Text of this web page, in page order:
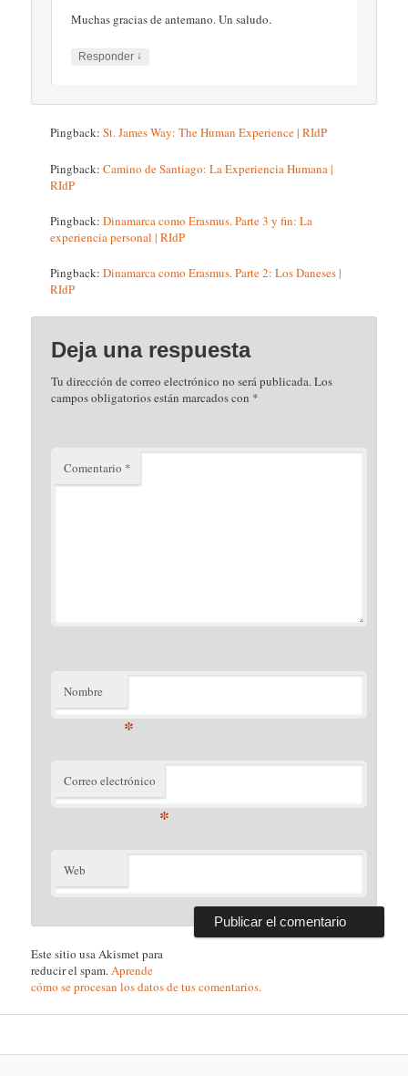
Muchas gracias de antemano. Un saludo.
Responder ↓
Pingback:St. James Way: The Human Experience | RIdP
Pingback:Camino de Santiago: La Experiencia Humana |
RIdP
Pingback:Dinamarca como Erasmus. Parte 3 y fin: La
experiencia personal | RIdP
Pingback:Dinamarca como Erasmus. Parte 2: Los Daneses |
RIdP
Deja una respuesta
Tu dirección de correo electrónico no será publicada.Los
campos obligatorios están marcados con *
Comentario *
Nombre
*
Correo electrónico
*
Web
Este sitio usa Akismet para
reducir el spam.Aprende
cómo se procesan los datos de tus comentarios.